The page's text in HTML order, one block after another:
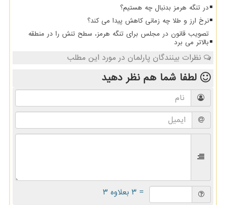
در تنگه هرمز بدنبال چه هستیم؟
نرخ ارز و طلا چه زمانی کاهش پیدا می کند؟
تصویب قانون در مجلس برای تنگه هرمز، سطح تنش را در منطقه
بالاتر می برد
نظرات بینندگان پارلمان در مورد این مطلب
لطفا شما همنظر دهید
= ۳ بعلاوه ۳